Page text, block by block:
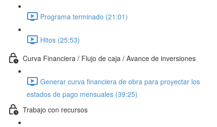
Programa terminado (21:01)
Hitos (25:53)
Curva Financiera / Flujo de caja / Avance de inversiones
Generar curva financiera de obra para proyectar los
estados de pago mensuales (39:25)
Trabajo con recursos